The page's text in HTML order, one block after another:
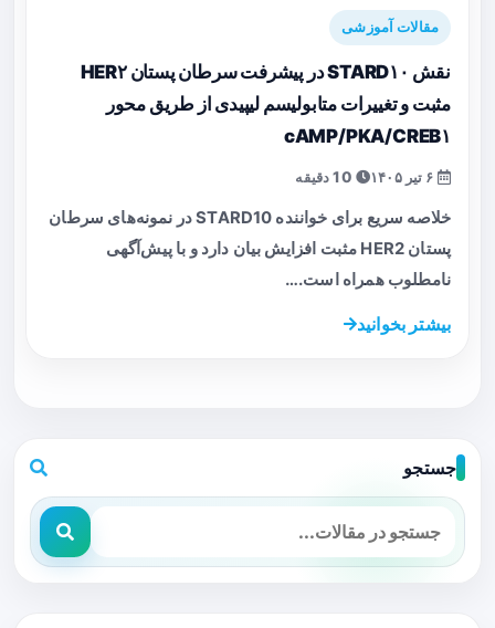
مقالات آموزشی
نقش STARD۱۰ در پیشرفت سرطان پستان HER۲
مثبت و تغییرات متابولیسم لیپیدی از طریق محور
cAMP/PKA/CREB۱
خلاصه سریع برای خواننده STARD10 در نمونه‌های سرطان
پستان HER2 مثبت افزایش بیان دارد و با پیش‌آگهی
نامطلوب همراه است.…
بیشتر بخوانید
جستجو